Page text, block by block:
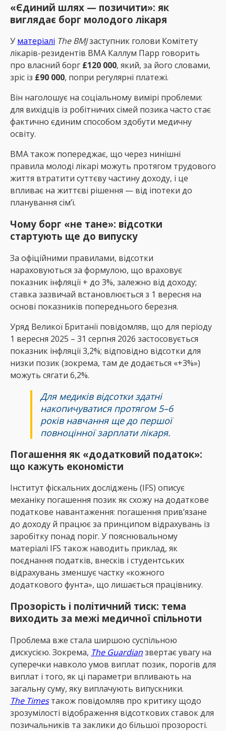
«Єдиний шлях — позичити»: як
виглядає борг молодого лікаря
У матеріалі The BMJзаступник голови Комітету
лікарів-резидентів BMA Каллум Парр говорить
про власний борг £120 000, який, за його словами,
зріс із £90 000, попри регулярні платежі.
Він наголошує на соціальному вимірі проблеми:
для вихідців із робітничих сімей позика часто стає
фактично єдиним способом здобути медичну
освіту.
BMA також попереджає, що через нинішні
правила молоді лікарі можуть протягом трудового
життя втратити суттєву частину доходу, і це
впливає на життєві рішення — від іпотеки до
планування сім’ї.
Чому борг «не тане»: відсотки
стартують ще до випуску
За офіційними правилами, відсотки
нараховуються за формулою, що враховує
показник інфляції + до 3%, залежно від доходу;
ставка зазвичай встановлюється з 1 вересня на
основі показників попереднього березня.
Уряд Великої Британії повідомляв, що для періоду
1 вересня 2025 – 31 серпня 2026 застосовується
показник інфляції 3,2%; відповідно відсотки для
низки позик (зокрема, там де додається «+3%»)
можуть сягати 6,2%.
Для медиків відсотки здатні
накопичуватися протягом 5–6
років навчання ще до першої
повноцінної зарплати лікаря.
Погашення як «додатковий податок»:
що кажуть економісти
Інститут фіскальних досліджень (IFS) описує
механіку погашення позик як схожу на додаткове
податкове навантаження: погашення прив’язане
до доходу й працює за принципом відрахувань із
заробітку понад поріг. У пояснювальному
матеріалі IFS також наводить приклад, як
поєднання податків, внесків і студентських
відрахувань зменшує частку «кожного
додаткового фунта», що лишається працівнику.
Прозорість і політичний тиск: тема
виходить за межі медичної спільноти
Проблема вже стала ширшою суспільною
дискусією. Зокрема, The Guardianзвертає увагу на
суперечки навколо умов виплат позик, порогів для
виплат і того, як ці параметри впливають на
загальну суму, яку виплачують випускники.
The Timesтакож повідомляв про критику щодо
зрозумілості відображення відсоткових ставок для
позичальників та заклики до більшої прозорості.